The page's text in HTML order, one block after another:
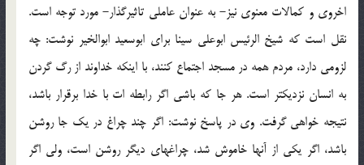
اخروی و کمالات معنوی نیز- به عنوان عاملی تاثیرگذار- مورد توجه است.
نقل است که شیخ الرئیس ابوعلی سینا برای ابوسعید ابوالخیر نوشت: چه
لزومی دارد، مردم همه در مسجد اجتماع کنند، با اینکه خداوند از رگ گردن
به انسان نزدیکتر است. هر جا که باشی اگر رابطه ات با خدا برقرار باشد،
نتیجه خواهی گرفت. وی در پاسخ نوشت: اگر چند چراغ در یک جا روشن
باشد، اگر یکی از آنها خاموش شد، چراغهای دیگر روشن است، ولی اگر